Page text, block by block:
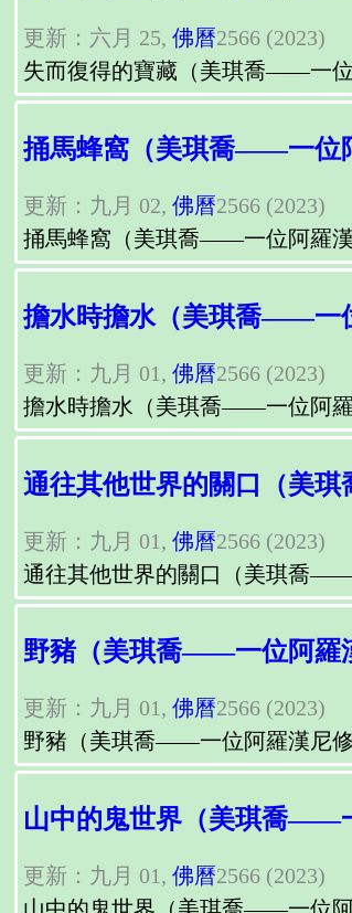
更新：六月 25, 佛曆2566 (2023)
失而復得的寶藏（美琪喬——一位
捅馬蜂窩（美琪喬——一位
更新：九月 02, 佛曆2566 (2023)
捅馬蜂窩（美琪喬——一位阿羅漢
擔水時擔水（美琪喬——一
更新：九月 01, 佛曆2566 (2023)
擔水時擔水（美琪喬——一位阿羅
通往其他世界的關口（美
更新：九月 01, 佛曆2566 (2023)
通往其他世界的關口（美琪喬——
野豬（美琪喬——一位阿羅
更新：九月 01, 佛曆2566 (2023)
野豬（美琪喬——一位阿羅漢尼修
山中的鬼世界（美琪喬——
更新：九月 01, 佛曆2566 (2023)